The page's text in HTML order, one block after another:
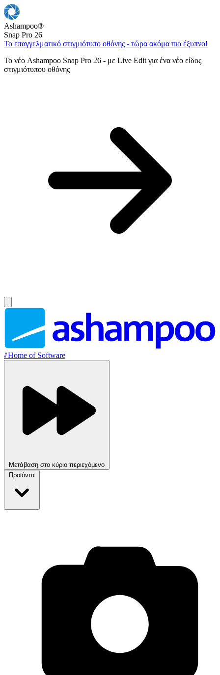
Ashampoo®
Snap Pro 26
Το επαγγελματικό στιγμιότυπο οθόνης - τώρα ακόμα πιο έξυπνο!
Το νέο Ashampoo Snap Pro 26 - με Live Edit για ένα νέο είδος
στιγμιότυπου οθόνης
//Home of Software
Μετάβαση στο κύριο περιεχόμενο
Προϊόντα